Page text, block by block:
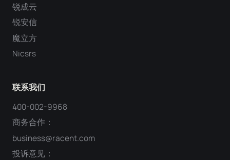
锐成云
锐安信
魔立方
Nicsrs
联系我们
400-002-9968
商务合作：
business@racent.com
投诉意见：